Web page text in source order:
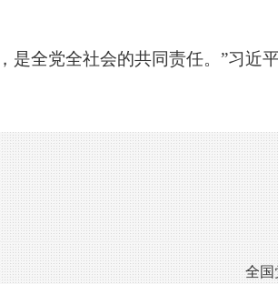
全党全社会的共同责任。”习近
全国